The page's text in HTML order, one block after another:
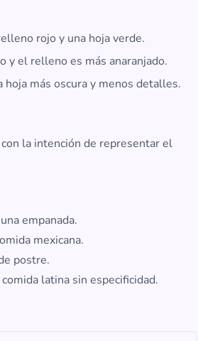
rojo y una hoja verde.
y el relleno es más anaranjado.
hoja más oscura y menos detalles.
la intención de representar el
empanada.
mexicana.
postre.
latina sin especificidad.